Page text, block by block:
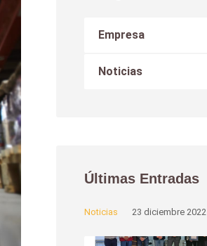
Empresa
Noticias
Últimas Entradas
Noticias 23 diciembre 2022